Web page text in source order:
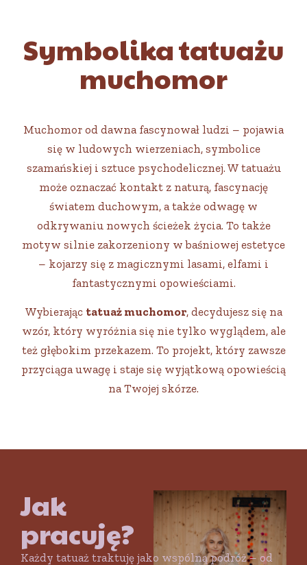
Symbolika tatuażu
muchomor
Muchomor od dawna fascynował ludzi – pojawia
się w ludowych wierzeniach, symbolice
szamańskiej i sztuce psychodelicznej. W tatuażu
może oznaczać kontakt z naturą, fascynację
światem duchowym, a także odwagę w
odkrywaniu nowych ścieżek życia. To także
motyw silnie zakorzeniony w baśniowej estetyce
– kojarzy się z magicznymi lasami, elfami i
fantastycznymi opowieściami.
Wybierając tatuaż muchomor, decydujesz się na
wzór, który wyróżnia się nie tylko wyglądem, ale
też głębokim przekazem. To projekt, który zawsze
przyciąga uwagę i staje się wyjątkową opowieścią
na Twojej skórze.
Jak
pracuję?
Każdy tatuaż traktuję jako wspólną podróż – od